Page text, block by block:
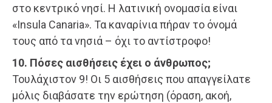
στο κεντρικό νησί. Η λατινική ονομασία είναι
«Insula Canaria». Τα καναρίνια πήραν το όνομά
τους από τα νησιά – όχι το αντίστροφο!
10. Πόσες αισθήσεις έχει ο άνθρωπος;
Τουλάχιστον 9! Οι 5 αισθήσεις που απαγγείλατε
μόλις διαβάσατε την ερώτηση (όραση, ακοή,